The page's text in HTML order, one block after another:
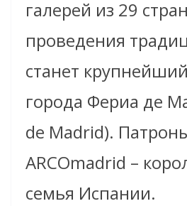
галерей из 29
проведения
станет
города Фериа де
de Madrid).
ARCOmadrid –
семья Испании.